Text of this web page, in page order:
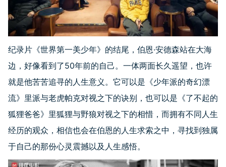
纪录片《世界第一美少年》的结尾，伯恩·安德森站在大海
边，好像看到了50年前的自己。一体两面长久遥望，也许
就是他苦苦追寻的人生意义。它可以是《少年派的奇幻漂
流》里派与老虎帕克对视之下的诀别，也可以是《了不起的
狐狸爸爸》里狐狸与野狼对视之下的相惜，而拥有不同人生
经历的观众，相信也会在伯恩的人生求索之中，寻找到独属
于自己的那份心灵震撼以及人生感悟。